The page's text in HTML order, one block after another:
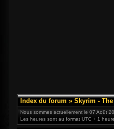
Index du forum » Skyrim -
Nous sommes actuellement le 07 Août
Les heures sont au format UTC + 1 heure